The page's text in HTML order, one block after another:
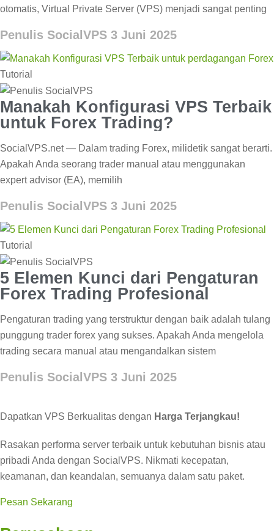
otomatis, Virtual Private Server (VPS) menjadi sangat penting
Penulis SocialVPS 3 Juni 2025
Tutorial
Manakah Konfigurasi VPS Terbaik
untuk Forex Trading?
SocialVPS.net — Dalam trading Forex, milidetik sangat berarti.
Apakah Anda seorang trader manual atau menggunakan
expert advisor (EA), memilih
Penulis SocialVPS 3 Juni 2025
Tutorial
5 Elemen Kunci dari Pengaturan
Forex Trading Profesional
Pengaturan trading yang terstruktur dengan baik adalah tulang
punggung trader forex yang sukses. Apakah Anda mengelola
trading secara manual atau mengandalkan sistem
Penulis SocialVPS 3 Juni 2025
Dapatkan VPS Berkualitas dengan Harga Terjangkau!
Rasakan performa server terbaik untuk kebutuhan bisnis atau
pribadi Anda dengan SocialVPS. Nikmati kecepatan,
keamanan, dan keandalan, semuanya dalam satu paket.
Pesan Sekarang